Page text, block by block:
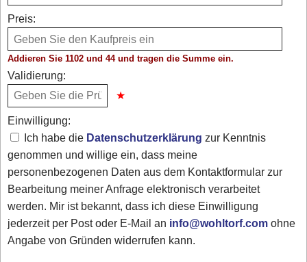
Preis:
Addieren Sie 1102 und 44 und tragen die Summe ein.
Validierung:
Einwilligung:
Ich habe die Datenschutzerklärung zur Kenntnis
genommen und willige ein, dass meine
personenbezogenen Daten aus dem Kontaktformular zur
Bearbeitung meiner Anfrage elektronisch verarbeitet
werden. Mir ist bekannt, dass ich diese Einwilligung
jederzeit per Post oder E-Mail an info@wohltorf.comohne
Angabe von Gründen widerrufen kann.